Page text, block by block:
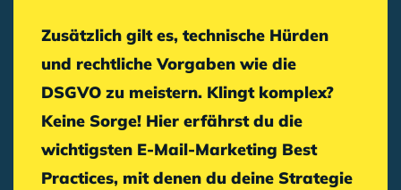
Zusätzlich gilt es, technische Hürden
und rechtliche Vorgaben wie die
DSGVO zu meistern. Klingt komplex?
Keine Sorge! Hier erfährst du die
wichtigsten E-Mail-Marketing Best
Practices, mit denen du deine Strategie